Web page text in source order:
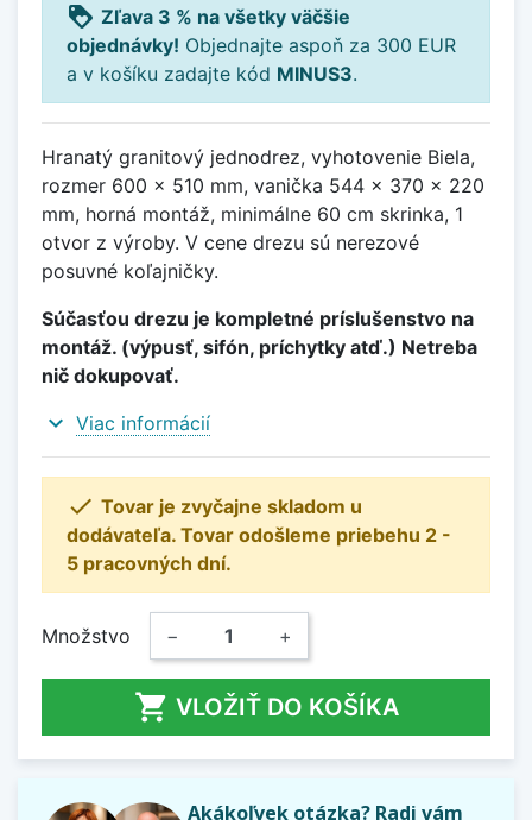
loyalty Zľava 3 % na všetky väčšie
objednávky! Objednajte aspoň za 300 EUR
a v košíku zadajte kód MINUS3.
Hranatý granitový jednodrez, vyhotovenie Biela,
rozmer 600 x 510 mm, vanička 544 x 370 x 220
mm, horná montáž, minimálne 60 cm skrinka, 1
otvor z výroby. V cene drezu sú nerezové
posuvné koľajničky.
Súčasťou drezu je kompletné príslušenstvo na
montáž. (výpusť, sifón, príchytky atď.) Netreba
nič dokupovať.
expand_more Viac informácií
 Tovar je zvyčajne skladom u
dodávateľa. Tovar odošleme priebehu 2 -
5 pracovných dní.
Množstvo − +
 VLOŽIŤ DO KOŠÍKA
Akákoľvek otázka? Radi vám